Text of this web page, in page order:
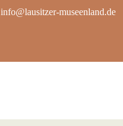
info@lausitzer-museenland.de